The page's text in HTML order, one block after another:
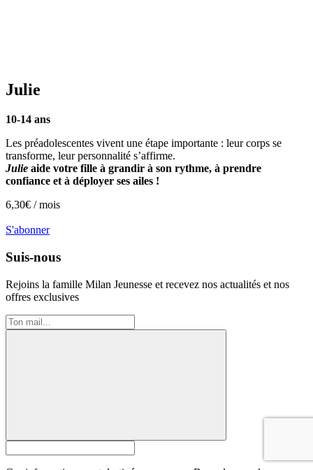
Julie
10-14 ans
Les préadolescentes vivent une étape importante : leur corps se
transforme, leur personnalité s’affirme.
Julie aide votre fille à grandir à son rythme, à prendre
confiance et à déployer ses ailes !
6,30€ /mois
S'abonner
Suis-nous
Rejoins la famille Milan Jeunesse et recevez nos actualités et nos
offres exclusives